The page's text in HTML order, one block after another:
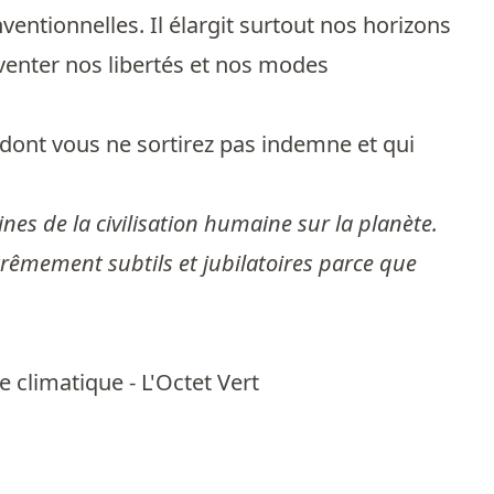
Il élargit surtout nos horizons
nos libertés et nos modes
vous ne sortirez pas indemne et qui
de la civilisation humaine sur la planète.
subtils et jubilatoires parce que
climatique - L'Octet Vert